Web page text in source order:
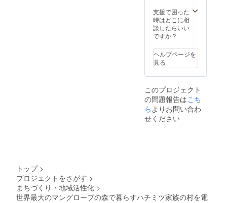
に届け
ます。
※写真も
送付い
す。
ジシス
テム
（チャ
ー
コネク
タ） ※
コネク
タ画像
メージ
です。
色や形
が変わ
ること
は重い
支援で困った
時はどこに相
談したらいい
ですか？
ヘルプページを
見る
このプロジェクト
の問題報告はこち
ら よりお問い合わ
せください
トップ >
プロジェクトをさがす >
まちづくり・地域活性化 >
世界最大のマングローブの森で暮らすハチミツ家族の村を電